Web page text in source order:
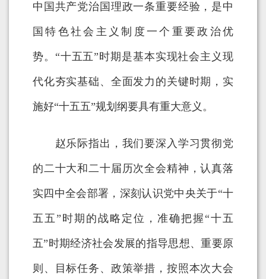
中国共产党治国理政一条重要经验，是中
国特色社会主义制度一个重要政治优
势。“十五五”时期是基本实现社会主义现
代化夯实基础、全面发力的关键时期，实
施好“十五五”规划纲要具有重大意义。
赵乐际指出，我们要深入学习贯彻党
的二十大和二十届历次全会精神，认真落
实四中全会部署，深刻认识党中央关于“十
五五”时期的战略定位，准确把握“十五
五”时期经济社会发展的指导思想、重要原
则、目标任务、政策举措，按照本次大会